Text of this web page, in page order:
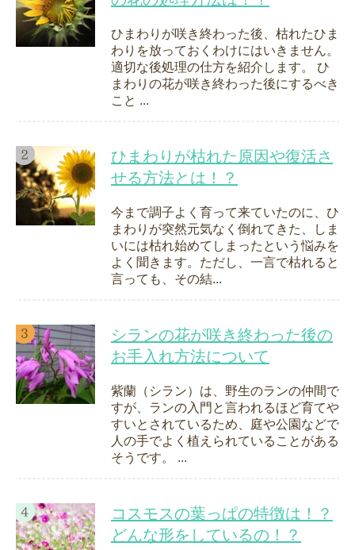
ひまわりが咲き終わった後、枯れたひま
わりを放っておくわけにはいきません。
適切な後処理の仕方を紹介します。 ひ
まわりの花が咲き終わった後にするべき
こと ...
ひまわりが枯れた原因や復活さ
せる方法とは！？
今まで調子よく育って来ていたのに、ひ
まわりが突然元気なく倒れてきた、しま
いには枯れ始めてしまったという悩みを
よく聞きます。ただし、一言で枯れると
言っても、その結...
シランの花が咲き終わった後の
お手入れ方法について
紫蘭（シラン）は、野生のランの仲間で
すが、ランの入門と言われるほど育てや
すいとされているため、庭や公園などで
人の手でよく植えられていることがある
そうです。 ...
コスモスの葉っぱの特徴は！？
どんな形をしているの！？